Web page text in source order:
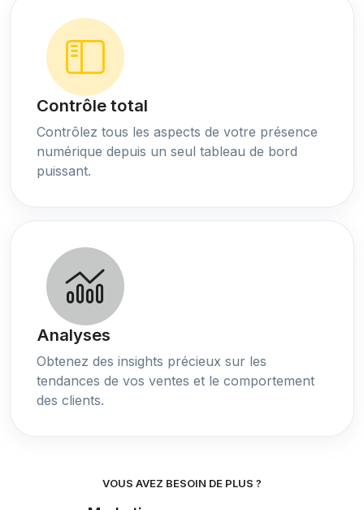
Contrôle total
Contrôlez tous les aspects de votre présence
numérique depuis un seul tableau de bord
puissant.
Analyses
Obtenez des insights précieux sur les
tendances de vos ventes et le comportement
des clients.
VOUS AVEZ BESOIN DE PLUS ?